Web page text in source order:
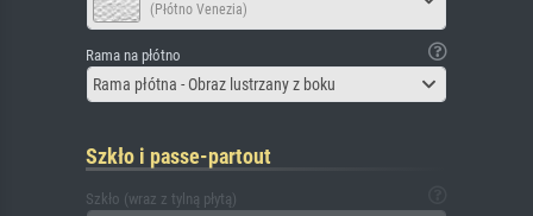
(Płótno Venezia)
Rama na płótno
Rama płótna - Obraz lustrzany z boku
Szkło i passe-partout
Szkło (wraz z tylną płytą)